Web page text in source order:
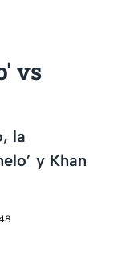
vs
la
y Khan